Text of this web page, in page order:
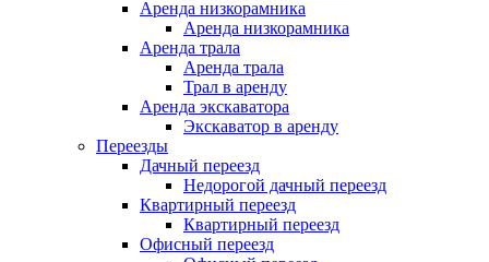
Аренда низкорамника
Аренда низкорамника
Аренда трала
Аренда трала
Трал в аренду
Аренда экскаватора
Экскаватор в аренду
Переезды
Дачный переезд
Недорогой дачный переезд
Квартирный переезд
Квартирный переезд
Офисный переезд